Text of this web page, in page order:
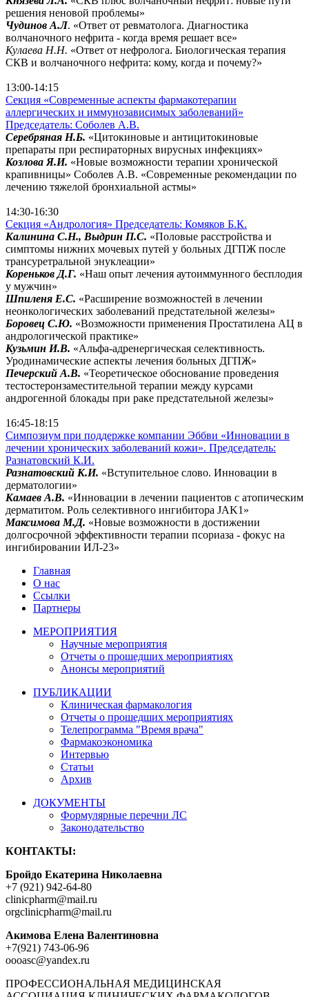
решения неновой проблемы»
Чудинов А.Л. «Ответ от ревматолога. Диагностика
волчаночного нефрита - когда время решает все»
Кулаева Н.Н. «Ответ от нефролога. Биологическая терапия
СКВ и волчаночного нефрита: кому, когда и почему?»
13:00-14:15
Секция «Современные аспекты фармакотерапии
аллергических и иммунозависимых заболеваний»
Председатель: Соболев А.В.
Серебряная Н.Б. «Цитокиновые и антицитокиновые
препараты при респираторных вирусных инфекциях»
Козлова Я.И. «Новые возможности терапии хронической
крапивницы» Соболев А.В. «Современные рекомендации по
лечению тяжелой бронхиальной астмы»
14:30-16:30
Секция «Андрология» Председатель: Комяков Б.К.
Калинина С.Н., Выдрин П.С. «Половые расстройства и
симптомы нижних мочевых путей у больных ДГПЖ после
трансуретральной энуклеации»
Кореньков Д.Г. «Наш опыт лечения аутоиммунного бесплодия
у мужчин»
Шпиленя Е.С. «Расширение возможностей в лечении
неонкологических заболеваний предстательной железы»
Боровец С.Ю. «Возможности применения Простатилена АЦ в
андрологической практике»
Кузьмин И.В. «Альфа-адренергическая селективность.
Уродинамические аспекты лечения больных ДГПЖ»
Печерский А.В. «Теоретическое обоснование проведения
тестостеронзаместительной терапии между курсами
андрогенной блокады при раке предстательной железы»
16:45-18:15
Симпозиум при поддержке компании Эббви «Инновации в
лечении хронических заболеваний кожи». Председатель:
Разнатовский К.И.
Разнатовский К.И. «Вступительное слово. Инновации в
дерматологии»
Камаев А.В. «Инновации в лечении пациентов с атопическим
дерматитом. Роль селективного ингибитора JAK1»
Максимова М.Д. «Новые возможности в достижении
долгосрочной эффективности терапии псориаза - фокус на
ингибировании ИЛ-23»
Главная
О нас
Ссылки
Партнеры
МЕРОПРИЯТИЯ
Научные мероприятия
Отчеты о прошедших мероприятиях
Анонсы мероприятий
ПУБЛИКАЦИИ
Клиническая фармакология
Отчеты о прошедших мероприятиях
Телепрограмма "Время врача"
Фармакоэкономика
Интервью
Статьи
Архив
ДОКУМЕНТЫ
Формулярные перечни ЛС
Законодательство
КОНТАКТЫ:
Бройдо Екатерина Николаевна
+7 (921) 942-64-80
clinicpharm@mail.ru
orgclinicpharm@mail.ru
Акимова Елена Валентиновна
+7(921) 743-06-96
oooasc@yandex.ru
ПРОФЕССИОНАЛЬНАЯ МЕДИЦИНСКАЯ